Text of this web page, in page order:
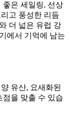
좋은 세일링, 선상
고 풍성한 리듬
더 넓은 유럽 강
에서 기억에 남는
유산, 요새화된
점을 맞출 수 있습